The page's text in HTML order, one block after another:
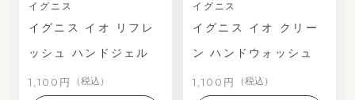
イグニス
イグニス イオ リフレ
ッシュ ハンドジェル
1,100円 （税込）
イグニス
イグニス イオ クリー
ン ハンドウォッシュ
1,100円 （税込）